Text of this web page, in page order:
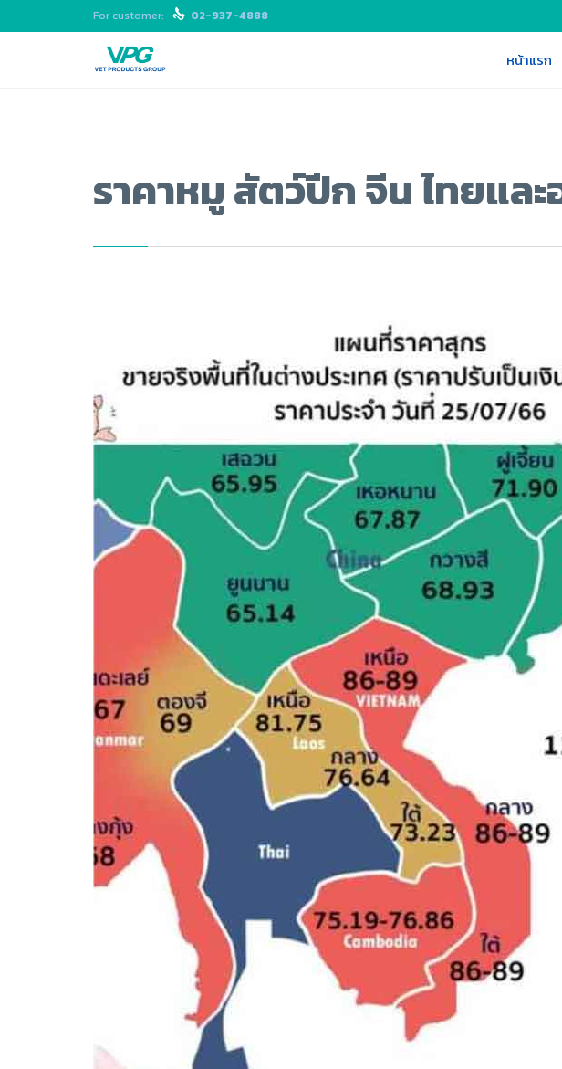
For customer:  02-937-4888
หน้าแรก
ราคาหมู สัตว์ปีก จีน ไทยแล